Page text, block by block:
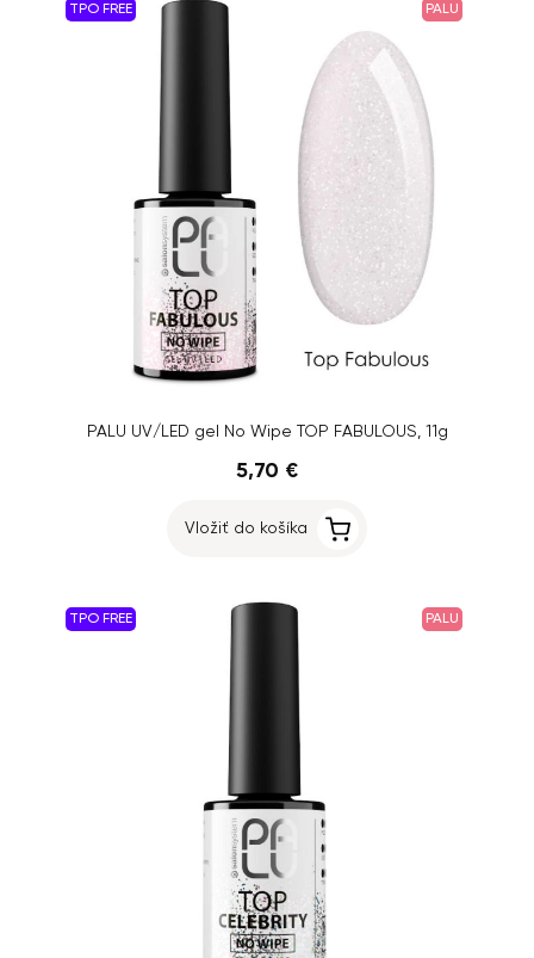
TPO FREE PALU
PALU UV/LED gel No Wipe TOP FABULOUS, 11g
5,70 €
Vložiť do košíka
TPO FREE PALU